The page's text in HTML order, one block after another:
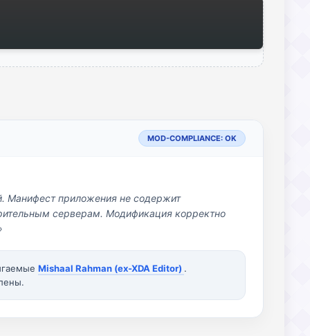
MOD-COMPLIANCE: OK
Манифест приложения не содержит
серверам. Модификация корректно
Mishaal Rahman (ex-XDA Editor) .